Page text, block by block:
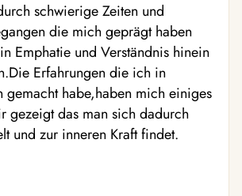
schwierige Zeiten und
die mich geprägt haben
Emphatie und Verständnis hinein
Erfahrungen die ich in
gemacht habe,haben mich einiges
gezeigt das man sich dadurch
und zur inneren Kraft findet.